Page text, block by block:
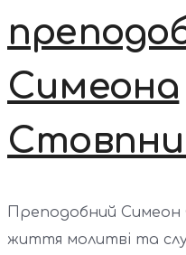
Симеона
Преподобний
життя молитві та